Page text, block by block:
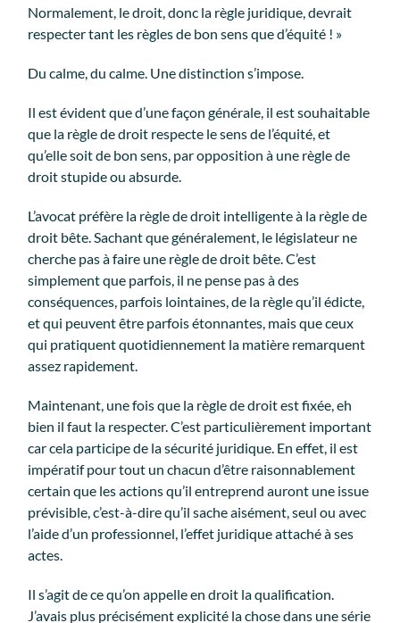
Normalement, le droit, donc la règle juridique, devrait
respecter tant les règles de bon sens que d’équité ! »
Du calme, du calme. Une distinction s’impose.
Il est évident que d’une façon générale, il est souhaitable
que la règle de droit respecte le sens de l’équité, et
qu’elle soit de bon sens, par opposition à une règle de
droit stupide ou absurde.
L’avocat préfère la règle de droit intelligente à la règle de
droit bête. Sachant que généralement, le législateur ne
cherche pas à faire une règle de droit bête. C’est
simplement que parfois, il ne pense pas à des
conséquences, parfois lointaines, de la règle qu’il édicte,
et qui peuvent être parfois étonnantes, mais que ceux
qui pratiquent quotidiennement la matière remarquent
assez rapidement.
Maintenant, une fois que la règle de droit est fixée, eh
bien il faut la respecter. C’est particulièrement important
car cela participe de la sécurité juridique. En effet, il est
impératif pour tout un chacun d’être raisonnablement
certain que les actions qu’il entreprend auront une issue
prévisible, c’est-à-dire qu’il sache aisément, seul ou avec
l’aide d’un professionnel, l’effet juridique attaché à ses
actes.
Il s’agit de ce qu’on appelle en droit la qualification.
J’avais plus précisément explicité la chose dans une série